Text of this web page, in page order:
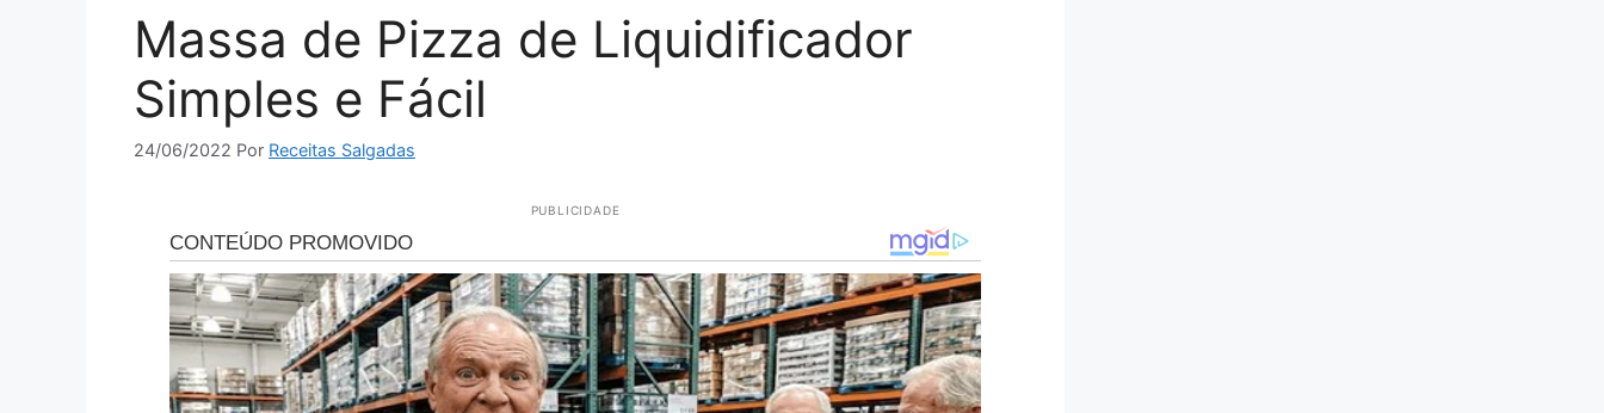
Massa de Pizza de Liquidificador
Simples e Fácil
24/06/2022 Por Receitas Salgadas
PUBLICIDADE